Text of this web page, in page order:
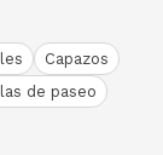
Capazos
de paseo